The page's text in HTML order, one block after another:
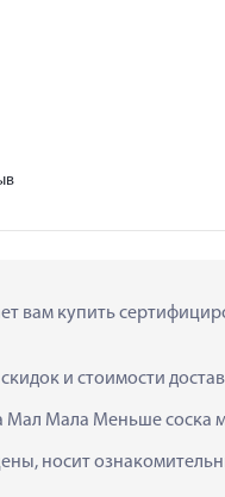
вам купить
и стоимости
Мал Мала Меньше соска
носит